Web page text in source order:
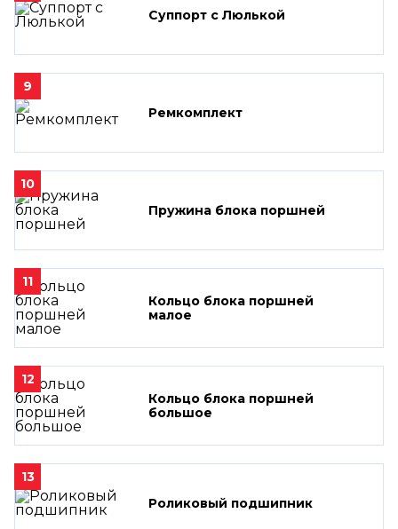
Суппорт с Люлькой
9
Ремкомплект
10
Пружина блока поршней
11
Кольцо блока поршней
малое
12
Кольцо блока поршней
большое
13
Роликовый подшипник